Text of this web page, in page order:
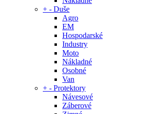
+ - Duše
Agro
EM
Hospodarské
Industry
Moto
Nákladné
Osobné
Van
+ - Protektory
Návesové
Záberové